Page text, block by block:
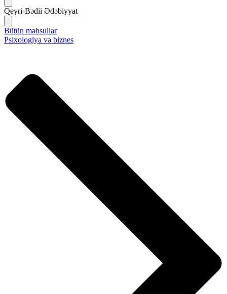
Qeyri-Bədii Ədəbiyyat
Bütün məhsullar
Psixologiya və biznes